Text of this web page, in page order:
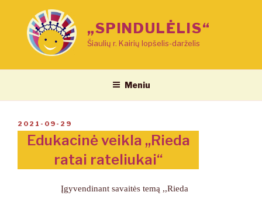
„SPINDULĖLIS“
Šiaulių r. Kairių lopšelis-darželis
Meniu
PASKELBTA
2021-09-29
Edukacinė veikla ,,Rieda
ratai rateliukai“
Įgyvendinant savaitės temą ,,Rieda